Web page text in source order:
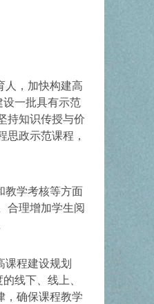
，加快构建高
设一批具有示范
持知识传授与价
政示范课程，
教学考核等方面
合理增加学生阅
程建设规划
线下、线上、
，确保课程教学